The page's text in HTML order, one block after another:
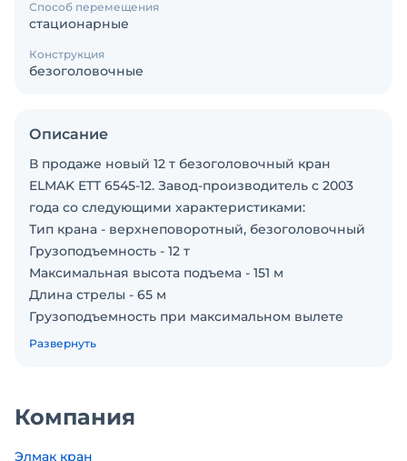
Способ перемещения
стационарные
Конструкция
безоголовочные
Описание
В продаже новый 12 т безоголовочный кран
ELMAK ETT 6545-12. Завод-производитель с 2003
года со следующими характеристиками:
Тип крана - верхнеповоротный, безоголовочный
Грузоподъемность - 12 т
Максимальная высота подъема - 151 м
Длина стрелы - 65 м
Грузоподъемность при максимальном вылете
стрелы - 4.5 т
распространяется на канаты , частотные
Развернуть
Компания
Элмак кран